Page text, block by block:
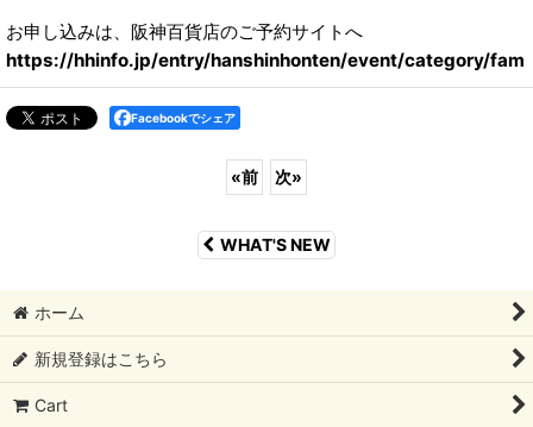
お申し込みは、阪神百貨店のご予約サイトへ
https://hhinfo.jp/entry/hanshinhonten/event/category/fam
Facebookでシェア
«前 次»
WHAT'S NEW
ホーム
新規登録はこちら
Cart